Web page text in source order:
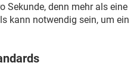
Sekunde, denn mehr als eine
kann notwendig sein, um ein